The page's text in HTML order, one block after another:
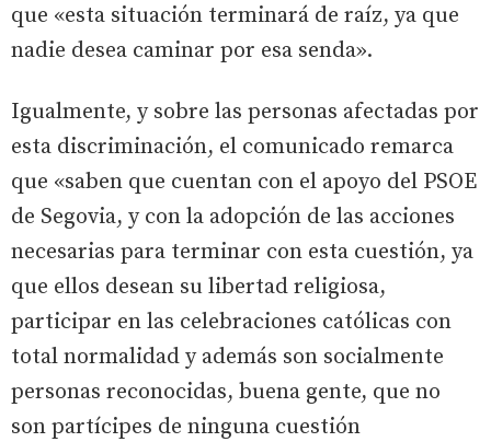
que «esta situación terminará de raíz, ya que
nadie desea caminar por esa senda».
Igualmente, y sobre las personas afectadas por
esta discriminación, el comunicado remarca
que «saben que cuentan con el apoyo del PSOE
de Segovia, y con la adopción de las acciones
necesarias para terminar con esta cuestión, ya
que ellos desean su libertad religiosa,
participar en las celebraciones católicas con
total normalidad y además son socialmente
personas reconocidas, buena gente, que no
son partícipes de ninguna cuestión